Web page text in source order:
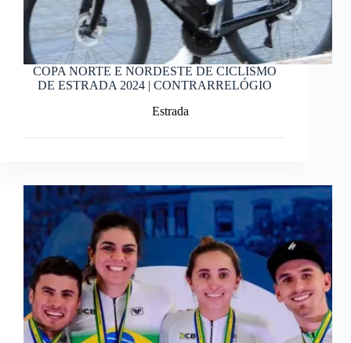
COPA NORTE E NORDESTE DE CICLISMO
DE ESTRADA 2024 | CONTRARRELÓGIO
Estrada